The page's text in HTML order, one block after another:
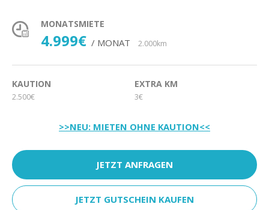
MONATSMIETE
4.999€ / MONAT 2.000km
KAUTION
2.500€
EXTRA KM
3€
>>NEU: MIETEN OHNE KAUTION<<
JETZT ANFRAGEN
JETZT GUTSCHEIN KAUFEN